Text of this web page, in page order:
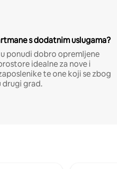
s dodatnim uslugama?
ponudi dobro opremljene
idealne za nove i
te one koji se zbog
drugi grad.